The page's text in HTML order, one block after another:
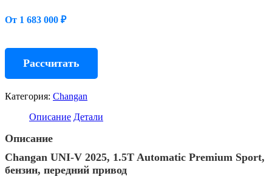
От 1 683 000 ₽
Рассчитать
Категория: Changan
Описание Детали
Описание
Changan UNI-V 2025, 1.5T Automatic Premium Sport,
бензин, передний привод